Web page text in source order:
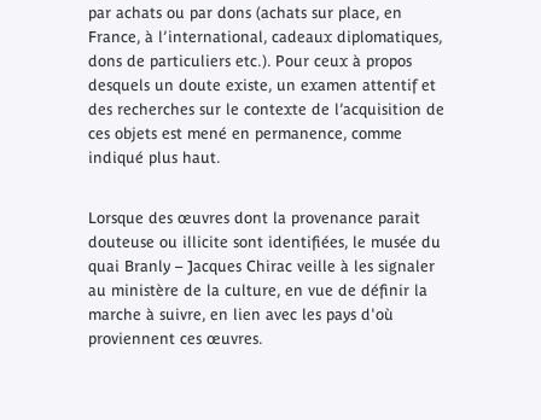
par achats ou par dons (achats sur place, en
France, à l’international, cadeaux diplomatiques,
dons de particuliers etc.). Pour ceux à propos
desquels un doute existe, un examen attentif et
des recherches sur le contexte de l’acquisition de
ces objets est mené en permanence, comme
indiqué plus haut.
Lorsque des œuvres dont la provenance parait
douteuse ou illicite sont identifiées, le musée du
quai Branly – Jacques Chirac veille à les signaler
au ministère de la culture, en vue de définir la
marche à suivre, en lien avec les pays d'où
proviennent ces œuvres.